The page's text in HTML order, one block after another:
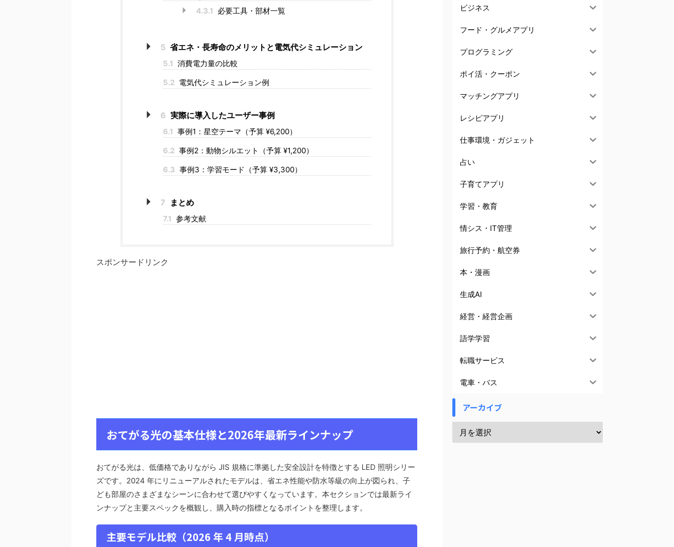
4.3.1 必要工具・部材一覧
5 省エネ・長寿命のメリットと電気代シミュレーション
5.1 消費電力量の比較
5.2 電気代シミュレーション例
6 実際に導入したユーザー事例
6.1 事例1：星空テーマ（予算 ¥6,200）
6.2 事例2：動物シルエット（予算 ¥1,200）
6.3 事例3：学習モード（予算 ¥3,300）
7 まとめ
7.1 参考文献
スポンサードリンク
おてがる光の基本仕様と2026年最新ラインナップ
おてがる光は、低価格でありながら JIS 規格に準拠した安全設計を特徴とする LED 照明シリー
ズです。2024 年にリニューアルされたモデルは、省エネ性能や防水等級の向上が図られ、子
ども部屋のさまざまなシーンに合わせて選びやすくなっています。本セクションでは最新ライ
ンナップと主要スペックを概観し、購入時の指標となるポイントを整理します。
主要モデル比較（2026 年 4 月時点）
ビジネス
フード・グルメアプリ
プログラミング
ポイ活・クーポン
マッチングアプリ
レシピアプリ
仕事環境・ガジェット
占い
子育てアプリ
学習・教育
情シス・IT管理
旅行予約・航空券
本・漫画
生成AI
経営・経営企画
語学学習
転職サービス
電車・バス
アーカイブ